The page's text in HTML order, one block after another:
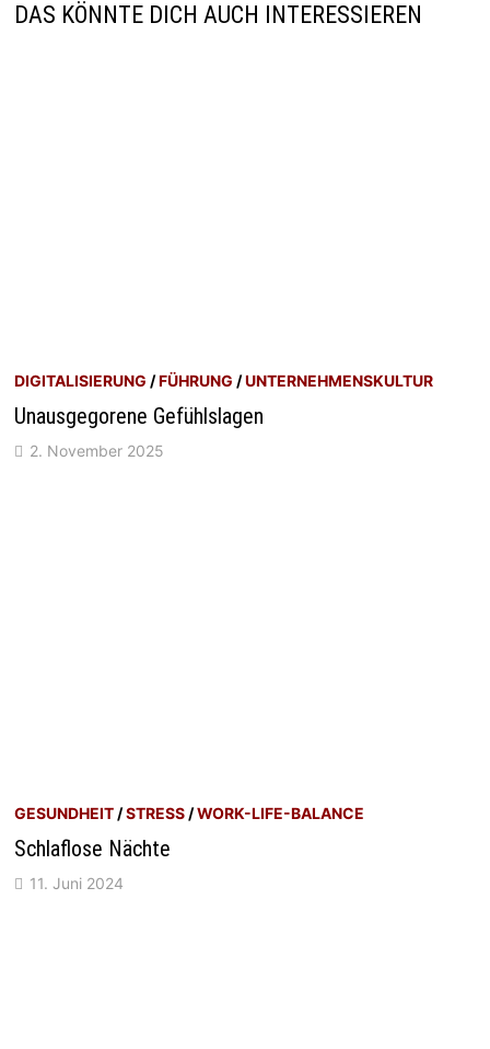
DAS KÖNNTE DICH AUCH INTERESSIEREN
DIGITALISIERUNG /FÜHRUNG /UNTERNEHMENSKULTUR
Unausgegorene Gefühlslagen
2. November 2025
GESUNDHEIT /STRESS /WORK-LIFE-BALANCE
Schlaflose Nächte
11. Juni 2024